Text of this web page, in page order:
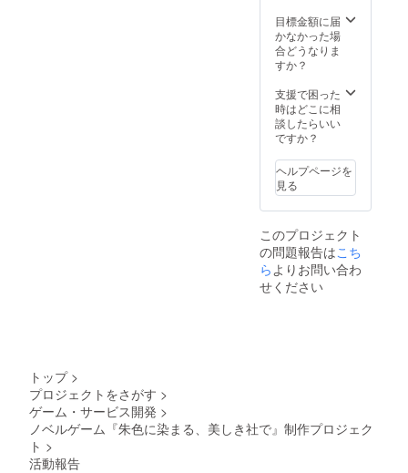
援時、
必ず備
考欄に
掲載を
希望さ
れるお
名前を
くださ
悲しい
笑
顔」、
はー
と！」
、「臨
界天の
ラー
イー
ル」、
「真臨
アズ
ラー
イール
天上界
編」、
デジタ
●「朱色
に染ま
る、美
特別ク
レジッ
ト掲載
権 ●
子、栞
ショー
トシナ
リオテ
セット
●→Qua
ntize_
デジタ
ルサウ
「ラ
目標金額に届
かなかった場
合どうなりま
すか？
支援で困った
時はどこに相
談したらいい
ですか？
ヘルプページを
見る
このプロジェクト
の問題報告はこち
ら よりお問い合わ
せください
トップ >
プロジェクトをさがす >
ゲーム・サービス開発 >
ノベルゲーム『朱色に染まる、美しき社で』制作プロジェク
ト >
活動報告